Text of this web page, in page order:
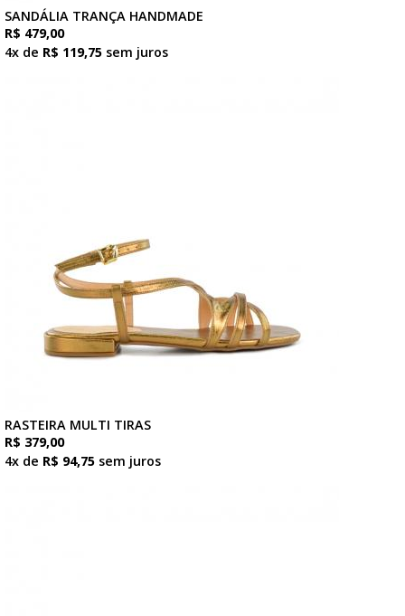
SANDÁLIA TRANÇA HANDMADE
R$ 479,00
4x de R$ 119,75 sem juros
RASTEIRA MULTI TIRAS
R$ 379,00
4x de R$ 94,75 sem juros